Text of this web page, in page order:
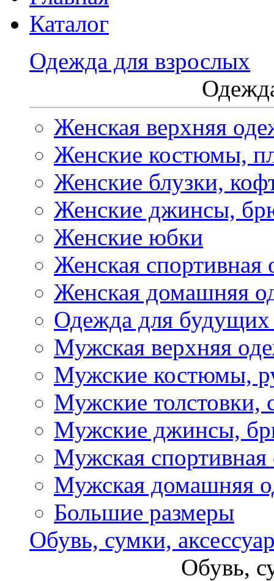
Каталог
Одежда для взрослых
Женская верхняя
Женские костюмы,
Женские блузки,
Женские джинсы,
Женские юбки
Женская спортивная
Женская домашняя
Одежда для
Мужская верхняя
Мужские костюмы,
Мужские толстовки,
Мужские джинсы,
Мужская спортивная
Мужская домашняя
Большие размеры
Обувь, сумки,
Обувь,